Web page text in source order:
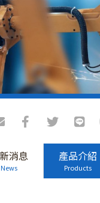
消息
News
產品介紹
Products